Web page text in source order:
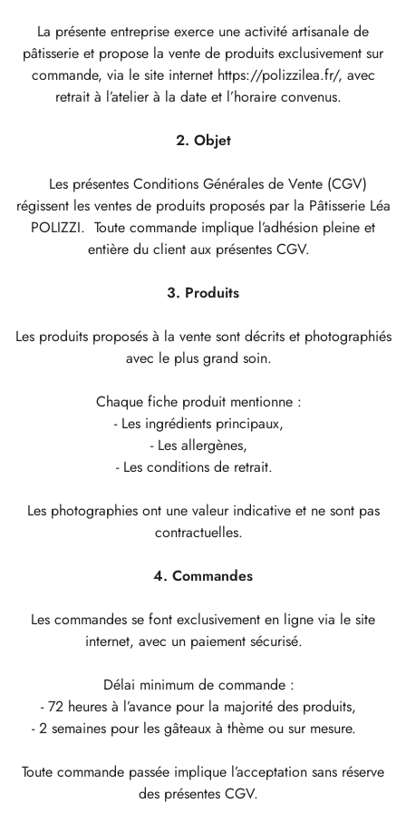
La présente entreprise exerce une activité artisanale de
pâtisserie et propose la vente de produits exclusivement sur
commande, via le site internet https://polizzilea.fr/, avec
retrait à l’atelier à la date et l’horaire convenus.
2. Objet
Les présentes Conditions Générales de Vente (CGV)
régissent les ventes de produits proposés par la Pâtisserie Léa
POLIZZI. Toute commande implique l’adhésion pleine et
entière du client aux présentes CGV.
3. Produits
Les produits proposés à la vente sont décrits et photographiés
avec le plus grand soin.
Chaque fiche produit mentionne :
- Les ingrédients principaux,
- Les allergènes,
- Les conditions de retrait.
Les photographies ont une valeur indicative et ne sont pas
contractuelles.
4. Commandes
Les commandes se font exclusivement en ligne via le site
internet, avec un paiement sécurisé.
Délai minimum de commande :
- 72 heures à l’avance pour la majorité des produits,
- 2 semaines pour les gâteaux à thème ou sur mesure.
Toute commande passée implique l’acceptation sans réserve
des présentes CGV.